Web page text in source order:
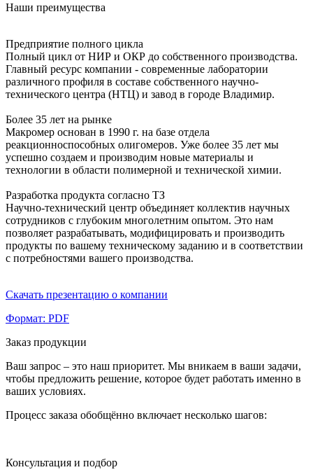
Наши преимущества
Предприятие полного цикла
Полный цикл от НИР и ОКР до собственного производства.
Главный ресурс компании - современные лаборатории
различного профиля в составе собственного научно-
технического центра (НТЦ) и завод в городе Владимир.
Более 35 лет на рынке
Макромер основан в 1990 г. на базе отдела
реакционноспособных олигомеров. Уже более 35 лет мы
успешно создаем и производим новые материалы и
технологии в области полимерной и технической химии.
Разработка продукта согласно ТЗ
Научно-технический центр объединяет коллектив научных
сотрудников с глубоким многолетним опытом. Это нам
позволяет разрабатывать, модифицировать и производить
продукты по вашему техническому заданию и в соответствии
с потребностями вашего производства.
Скачать презентацию о компании
Формат: PDF
Заказ продукции
Ваш запрос – это наш приоритет. Мы вникаем в ваши задачи,
чтобы предложить решение, которое будет работать именно в
ваших условиях.
Процесс заказа обобщённо включает несколько шагов:
Консультация и подбор